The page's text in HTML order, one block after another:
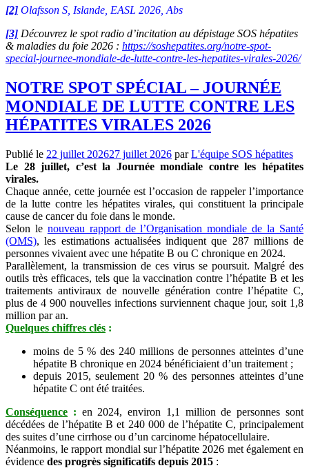
[2] Olafsson S, Islande, EASL 2026, Abs
[3] Découvrez le spot radio d’incitation au dépistage SOS hépatites
& maladies du foie 2026 : https://soshepatites.org/notre-spot-
special-journee-mondiale-de-lutte-contre-les-hepatites-virales-2026/
NOTRE SPOT SPÉCIAL – JOURNÉE
MONDIALE DE LUTTE CONTRE LES
HÉPATITES VIRALES 2026
Publié le 22 juillet 202627 juillet 2026 parL'équipe SOS hépatites
Le 28 juillet, c’est la Journée mondiale contre les hépatites
virales.
Chaque année, cette journée est l’occasion de rappeler l’importance
de la lutte contre les hépatites virales, qui constituent la principale
cause de cancer du foie dans le monde.
Selon le nouveau rapport de l’Organisation mondiale de la Santé
(OMS), les estimations actualisées indiquent que 287 millions de
personnes vivaient avec une hépatite B ou C chronique en 2024.
Parallèlement, la transmission de ces virus se poursuit. Malgré des
outils très efficaces, tels que la vaccination contre l’hépatite B et les
traitements antiviraux de nouvelle génération contre l’hépatite C,
plus de 4 900 nouvelles infections surviennent chaque jour, soit 1,8
million par an.
Quelques chiffres clés :
moins de 5 % des 240 millions de personnes atteintes d’une
hépatite B chronique en 2024 bénéficiaient d’un traitement ;
depuis 2015, seulement 20 % des personnes atteintes d’une
hépatite C ont été traitées.
Conséquence : en 2024, environ 1,1 million de personnes sont
décédées de l’hépatite B et 240 000 de l’hépatite C, principalement
des suites d’une cirrhose ou d’un carcinome hépatocellulaire.
Néanmoins, le rapport mondial sur l’hépatite 2026 met également en
évidence des progrès significatifs depuis 2015 :